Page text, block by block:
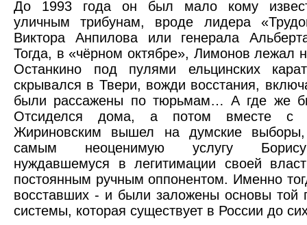
До 1993 года он был мало кому
уличным трибунам, вроде лидера
Виктора Анпилова или генерала
Тогда, в «чёрном октябре», Лимонов лежал
Останкино под пулями ельцинских
скрывался в Твери, вожди восстания,
были рассажены по тюрьмам… А где же
Отсиделся дома, а потом вместе с
Жириновским вышел на думские
самым неоценимую услугу
нуждавшемуся в легитимации своей
постоянным ручным оппонентом. Именно
восставших - и были заложены основы той
системы, которая существует в России до